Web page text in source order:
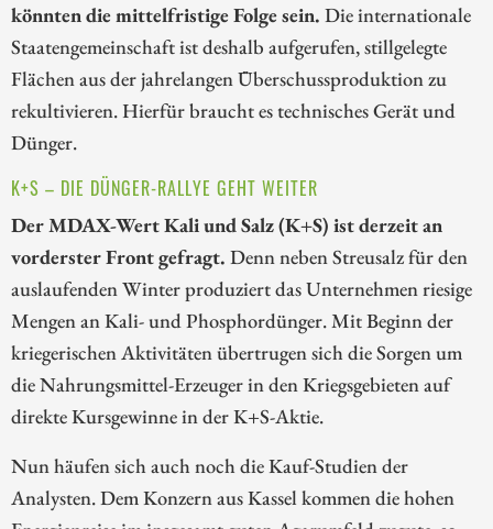
könnten die mittelfristige Folge sein. Die internationale
Staatengemeinschaft ist deshalb aufgerufen, stillgelegte
Flächen aus der jahrelangen Überschussproduktion zu
rekultivieren. Hierfür braucht es technisches Gerät und
Dünger.
K+S – DIE DÜNGER-RALLYE GEHT WEITER
Der MDAX-Wert Kali und Salz (K+S) ist derzeit an
vorderster Front gefragt. Denn neben Streusalz für den
auslaufenden Winter produziert das Unternehmen riesige
Mengen an Kali- und Phosphordünger. Mit Beginn der
kriegerischen Aktivitäten übertrugen sich die Sorgen um
die Nahrungsmittel-Erzeuger in den Kriegsgebieten auf
direkte Kursgewinne in der K+S-Aktie.
Nun häufen sich auch noch die Kauf-Studien der
Analysten. Dem Konzern aus Kassel kommen die hohen